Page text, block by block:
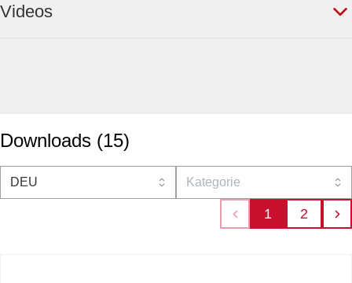
Videos
Downloads (15)
1 2